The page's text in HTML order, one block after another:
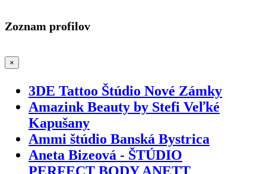
Zoznam profilov
×
3DE Tattoo Štúdio Nové Zámky
Amazink Beauty by Stefi Veľké
Kapušany
Ammi štúdio Banská Bystrica
Aneta Bizeová - ŠTÚDIO